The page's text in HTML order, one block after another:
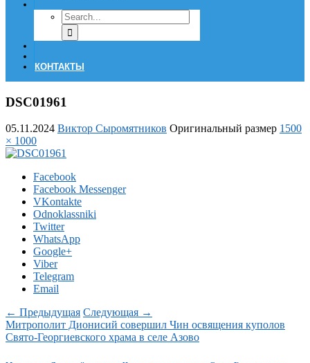
КОНТАКТЫ
DSC01961
05.11.2024 Виктор Сыромятников Оригинальный размер 1500
× 1000
Facebook
Facebook Messenger
VKontakte
Odnoklassniki
Twitter
WhatsApp
Google+
Viber
Telegram
Email
← Предыдущая Следующая →
Митрополит Дионисий совершил Чин освящения куполов
Свято-Георгиевского храма в селе Азово